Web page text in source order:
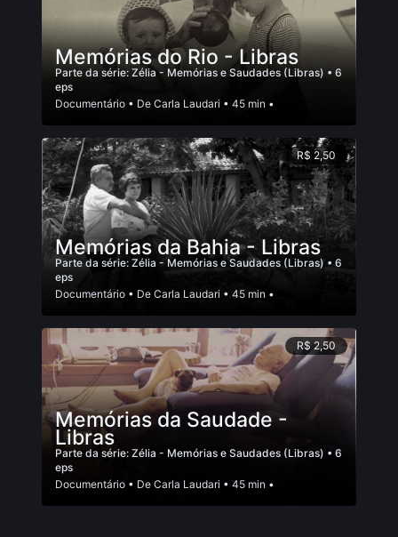
Memórias do Rio - Libras
Parte da série: Zélia - Memórias e Saudades (Libras) • 6
eps
Documentário • De Carla Laudari • 45 min •
R$ 2,50
Memórias da Bahia - Libras
Parte da série: Zélia - Memórias e Saudades (Libras) • 6
eps
Documentário • De Carla Laudari • 45 min •
R$ 2,50
Memórias da Saudade -
Libras
Parte da série: Zélia - Memórias e Saudades (Libras) • 6
eps
Documentário • De Carla Laudari • 45 min •